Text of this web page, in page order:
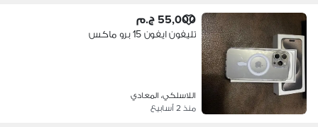
55,000 ج.م
تليفون ايفون 15 برو ماكس
اللاسلكي، المعادي
منذ 2 أسابيع